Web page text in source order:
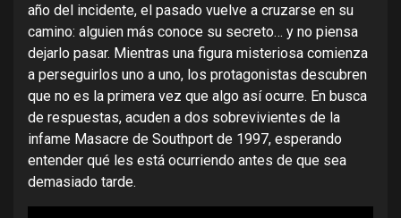
año del incidente, el pasado vuelve a cruzarse en su
camino: alguien más conoce su secreto… y no piensa
dejarlo pasar. Mientras una figura misteriosa comienza
a perseguirlos uno a uno, los protagonistas descubren
que no es la primera vez que algo así ocurre. En busca
de respuestas, acuden a dos sobrevivientes de la
infame Masacre de Southport de 1997, esperando
entender qué les está ocurriendo antes de que sea
demasiado tarde.